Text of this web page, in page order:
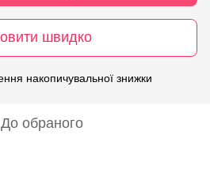
швидко
накопичувальної знижки
До обраного